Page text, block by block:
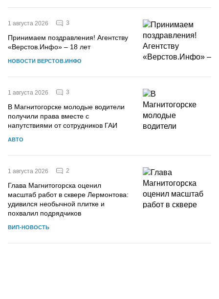
1 августа 2026 3
Принимаем поздравления! Агентству
«Верстов.Инфо» – 18 лет
НОВОСТИ ВЕРСТОВ.ИНФО
1 августа 2026 3
В Магнитогорске молодые водители
получили права вместе с
напутствиями от сотрудников ГАИ
АВТО
1 августа 2026 2
Глава Магнитогорска оценил
масштаб работ в сквере Лермонтова:
удивился необычной плитке и
похвалил подрядчиков
ВИП-НОВОСТЬ